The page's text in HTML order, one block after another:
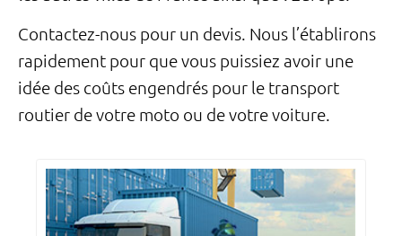
Contactez-nous pour un devis. Nous l’établirons
rapidement pour que vous puissiez avoir une
idée des coûts engendrés pour le transport
routier de votre moto ou de votre voiture.